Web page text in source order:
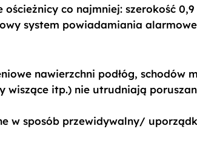
co najmniej: szerokość
system powiadamiania
nawierzchni podłóg, schodów
wiszące itp.) nie utrudniają
w sposób przewidywalny/